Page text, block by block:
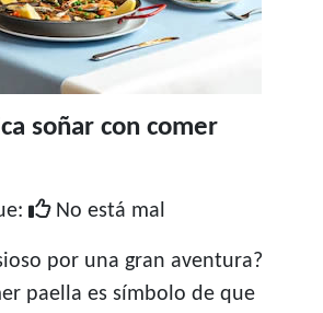
soñar con comer
No está mal
por una gran aventura?
paella es símbolo de que